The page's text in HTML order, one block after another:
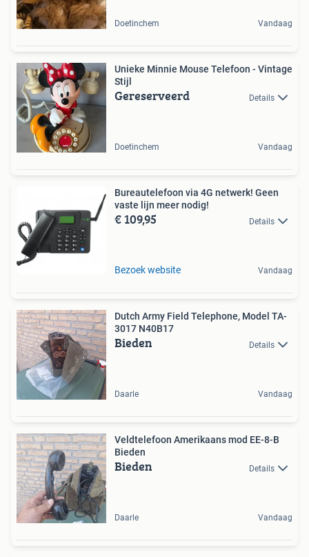
Doetinchem Vandaag
Unieke Minnie Mouse Telefoon - Vintage
Stijl
Gereserveerd Details
Doetinchem Vandaag
Bureautelefoon via 4G netwerk! Geen
vaste lijn meer nodig!
€ 109,95 Details
Bezoek website Vandaag
Dutch Army Field ​Telephone, Model TA-
3017 N40B17
Bieden Details
Daarle Vandaag
Veldtelefoon Amerikaans mod EE-8-B
Bieden
Bieden Details
Daarle Vandaag